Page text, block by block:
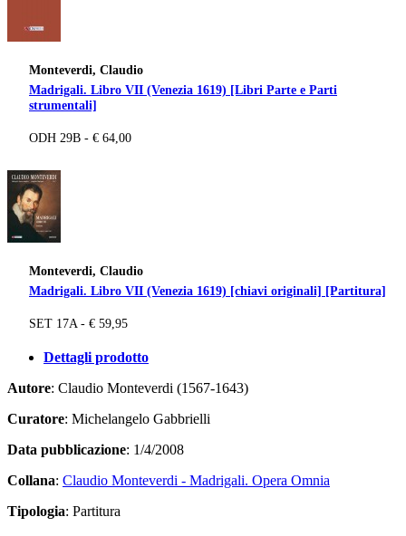
Monteverdi, Claudio
Madrigali. Libro VII (Venezia 1619) [Libri Parte e Parti
strumentali]
ODH 29B - € 64,00
Monteverdi, Claudio
Madrigali. Libro VII (Venezia 1619) [chiavi originali] [Partitura]
SET 17A - € 59,95
Dettagli prodotto
Autore: Claudio Monteverdi (1567-1643)
Curatore: Michelangelo Gabbrielli
Data pubblicazione: 1/4/2008
Collana: Claudio Monteverdi - Madrigali. Opera Omnia
Tipologia: Partitura